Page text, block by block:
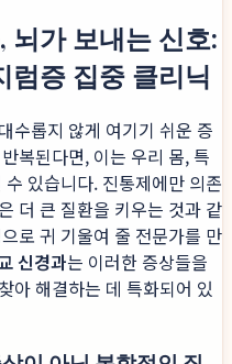
뇌가 보내는 신호:
럼증 집중 클리닉
수롭지 않게 여기기 쉬운 증
복된다면, 이는 우리 몸, 특
있습니다. 진통제에만 의존
더 큰 질환을 키우는 것과 같
로 귀 기울여 줄 전문가를 만
신경과는 이러한 증상들을
아 해결하는 데 특화되어 있